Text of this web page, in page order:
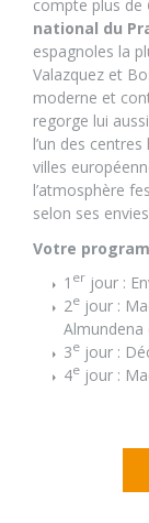
compte plus de
national du
espagnoles la
Valazquez et
moderne et
regorge lui
l’un des
villes
l’atmosphère
selon ses
Votre
1 er jour :
2e jour :
3e jour :
4e jour :